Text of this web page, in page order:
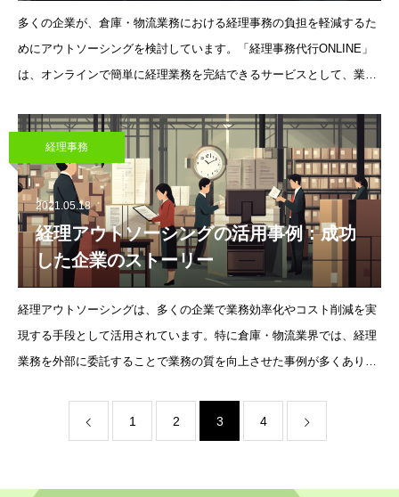
多くの企業が、倉庫・物流業務における経理事務の負担を軽減するた
めにアウトソーシングを検討しています。「経理事務代行ONLINE」
は、オンラインで簡単に経理業務を完結できるサービスとして、業務
にもたら
経理事務
2021.05.18
経理アウトソーシングの活用事例：成功
した企業のストーリー
経理アウトソーシングは、多くの企業で業務効率化やコスト削減を実
現する手段として活用されています。特に倉庫・物流業界では、経理
業務を外部に委託することで業務の質を向上させた事例が多くありま
1 2 3 4